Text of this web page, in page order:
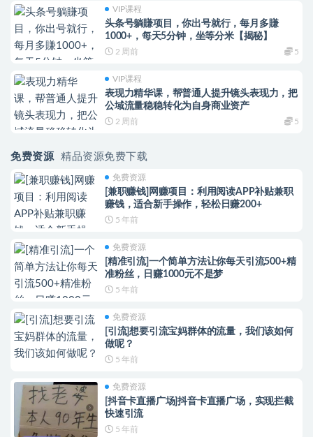
VIP课程
头条号躺賺项目，你出号就行，每月多賺
1000+，每天5分钟，坐等分米【揭秘】
2 周前 5
VIP课程
表现力精华课，帮普通人提升镜头表现力，把
公域流量稳稳转化为自身商业资产
2 周前 5
免费资源 精品资源免费下载
免费资源
[兼职赚钱]网赚项目：利用阅读APP补贴兼职
赚钱，适合新手操作，轻松日赚200+
5 年前
免费资源
[精准引流]一个简单方法让你每天引流500+精
准粉丝，日赚1000元不是梦
5 年前
免费资源
[引流]想要引流宝妈群体的流量，我们该如何
做呢？
5 年前
免费资源
[抖音卡直播广场]抖音卡直播广场，实现拦截
快速引流
5 年前